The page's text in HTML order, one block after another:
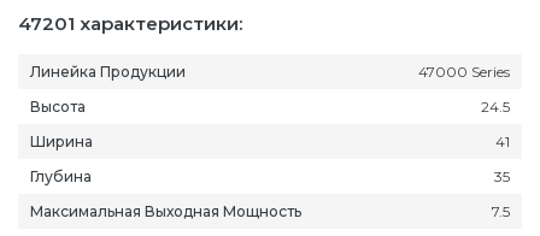
47201 характеристики:
Линейка Продукции
47000 Series
Высота
24.5
Ширина
41
Глубина
35
Максимальная Выходная Мощность
7.5